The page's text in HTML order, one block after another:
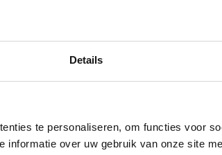
Details
te personaliseren, om functies voor
informatie over uw gebruik van onze site